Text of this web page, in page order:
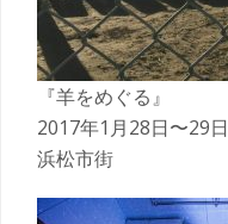
『羊をめぐる』
2017年1月28日〜29日
浜松市街